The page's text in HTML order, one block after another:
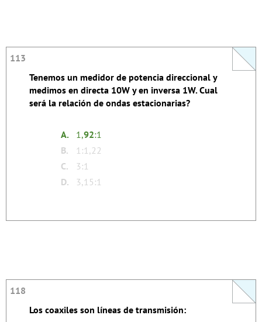
113
Tenemos un medidor de potencia direccional y
medimos en directa 10W y en inversa 1W. Cual
será la relación de ondas estacionarias?
A. 1,92:1
B.
1:1,22
C.
3:1
D.
3,15:1
113
R
O
E
=
1
+
P
reflejada
P
directa
−
− −
−
− √
1
−
P
reflejada
−
− −
−
− √
−
=
1
,
92
:
1
118
Los coaxiles son líneas de transmisión:
118
La respuesta se autoexplica.